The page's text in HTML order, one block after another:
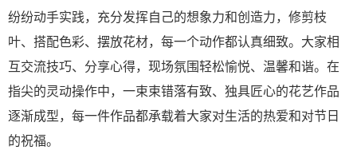
纷纷动手实践，充分发挥自己的想象力和创造力，修剪枝
叶、搭配色彩、摆放花材，每一个动作都认真细致。大家相
互交流技巧、分享心得，现场氛围轻松愉悦、温馨和谐。在
指尖的灵动操作中，一束束错落有致、独具匠心的花艺作品
逐渐成型，每一件作品都承载着大家对生活的热爱和对节日
的祝福。